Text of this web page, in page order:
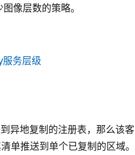
像层数的策略。
务层级
异地复制的注册表，那么该客
单推送到单个已复制的区域。